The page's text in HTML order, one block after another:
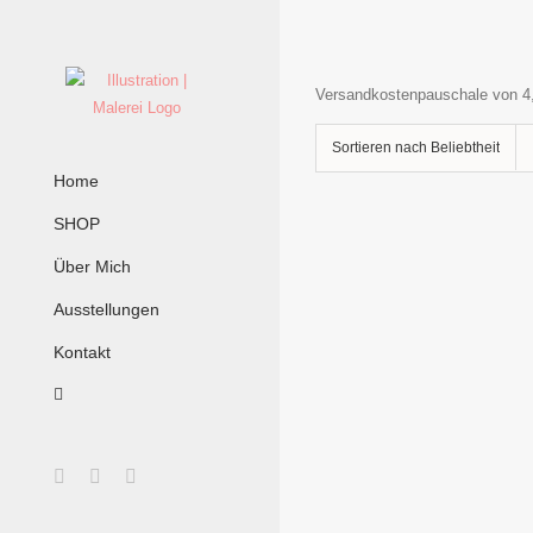
Home
SHOP
Über Mich
Ausstellungen
Kontakt
FacebookInstagram
Versandkostenpauschale von
Sortieren nach Beliebtheit